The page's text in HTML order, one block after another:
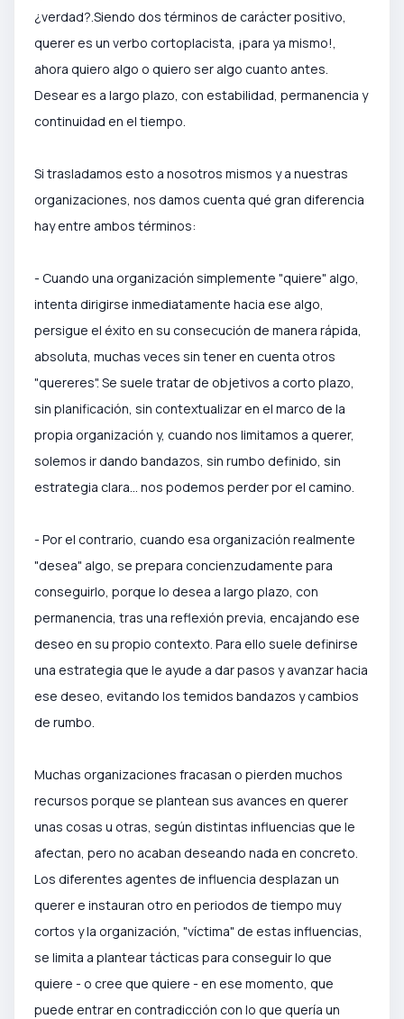
¿verdad?.Siendo dos términos de carácter positivo,
querer es un verbo cortoplacista, ¡para ya mismo!,
ahora quiero algo o quiero ser algo cuanto antes.
Desear es a largo plazo, con estabilidad, permanencia y
continuidad en el tiempo.
Si trasladamos esto a nosotros mismos y a nuestras
organizaciones, nos damos cuenta qué gran diferencia
hay entre ambos términos:
- Cuando una organización simplemente "quiere" algo,
intenta dirigirse inmediatamente hacia ese algo,
persigue el éxito en su consecución de manera rápida,
absoluta, muchas veces sin tener en cuenta otros
"quereres". Se suele tratar de objetivos a corto plazo,
sin planificación, sin contextualizar en el marco de la
propia organización y, cuando nos limitamos a querer,
solemos ir dando bandazos, sin rumbo definido, sin
estrategia clara... nos podemos perder por el camino.
- Por el contrario, cuando esa organización realmente
"desea" algo, se prepara concienzudamente para
conseguirlo, porque lo desea a largo plazo, con
permanencia, tras una reflexión previa, encajando ese
deseo en su propio contexto. Para ello suele definirse
una estrategia que le ayude a dar pasos y avanzar hacia
ese deseo, evitando los temidos bandazos y cambios
de rumbo.
Muchas organizaciones fracasan o pierden muchos
recursos porque se plantean sus avances en querer
unas cosas u otras, según distintas influencias que le
afectan, pero no acaban deseando nada en concreto.
Los diferentes agentes de influencia desplazan un
querer e instauran otro en periodos de tiempo muy
cortos y la organización, "víctima" de estas influencias,
se limita a plantear tácticas para conseguir lo que
quiere - o cree que quiere - en ese momento, que
puede entrar en contradicción con lo que quería un